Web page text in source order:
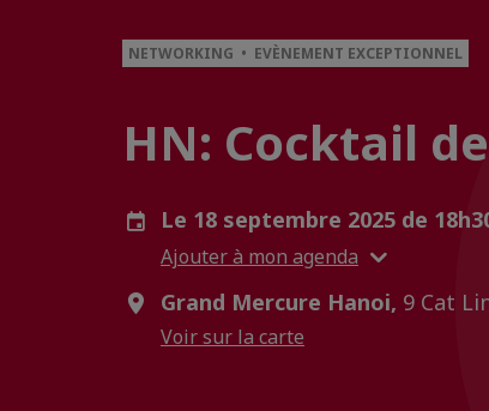
NETWORKING • EVÈNEMENT EXCEPTIONNEL
HN: Cocktail
Le 18 septembre 2025 de
Ajouter à mon agenda
Grand Mercure Hanoi, 9 Cat
Voir sur la carte